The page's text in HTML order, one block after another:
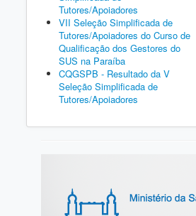
Tutores/Apoiadores
VII Seleção Simplificada de
Tutores/Apoiadores do Curso de
Qualificação dos Gestores do
SUS na Paraíba
CQGSPB - Resultado da V
Seleção Simplificada de
Tutores/Apoiadores